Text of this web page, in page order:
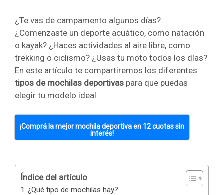
¿Te vas de campamento algunos días?
¿Comenzaste un deporte acuático, como natación
o kayak? ¿Haces actividades al aire libre, como
trekking o ciclismo? ¿Usas tu moto todos los días?
En este artículo te compartiremos los diferentes
tipos de mochilas deportivas para que puedas
elegir tu modelo ideal.
¡Comprá la mejor mochila deportiva en 12 cuotas sin
interés!
Índice del artículo
¿Qué tipo de mochilas hay?